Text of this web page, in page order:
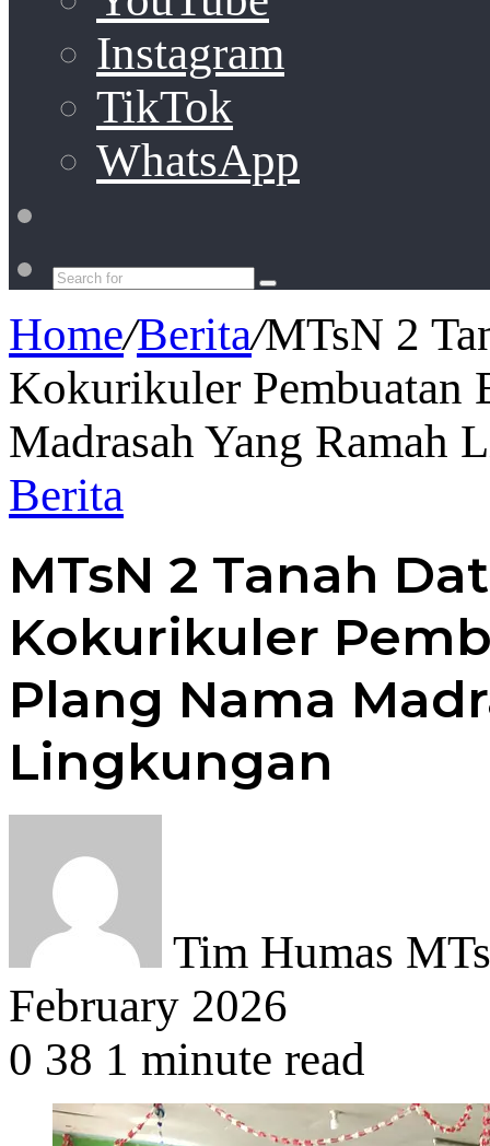
Instagram
TikTok
WhatsApp
Search
Home/Berita/MTsN 2
Kokurikuler Pembuatan
Madrasah Yang Ramah
Berita
MTsN 2 Tanah
Kokurikuler
Plang Nama
Lingkungan
Tim Humas
February 2026
0 38 1 minute read